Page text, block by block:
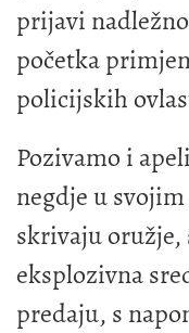
prijavi
početka
policijskih
Pozivamo i
negdje u
skrivaju
eksplozivna
predaju, s